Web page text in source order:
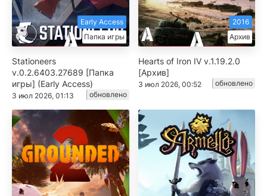
Папка игры
Early Access
Stationeers
v.0.2.6403.27689 [Папка
игры] (Early Access)
3 июл 2026, 01:13 обновлено
Архив
2016
Hearts of Iron IV v.1.19.2.0
[Архив]
3 июл 2026, 00:52 обновлено